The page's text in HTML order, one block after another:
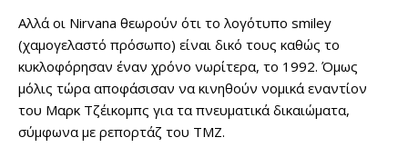
Αλλά οι Nirvana θεωρούν ότι το λογότυπο smiley
(χαμογελαστό πρόσωπο) είναι δικό τους καθώς το
κυκλοφόρησαν έναν χρόνο νωρίτερα, το 1992. Όμως
μόλις τώρα αποφάσισαν να κινηθούν νομικά εναντίον
του Μαρκ Τζέικομπς για τα πνευματικά δικαιώματα,
σύμφωνα με ρεπορτάζ του TMZ.